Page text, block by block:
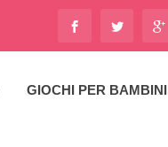
GIOCHI PER BAMBINI